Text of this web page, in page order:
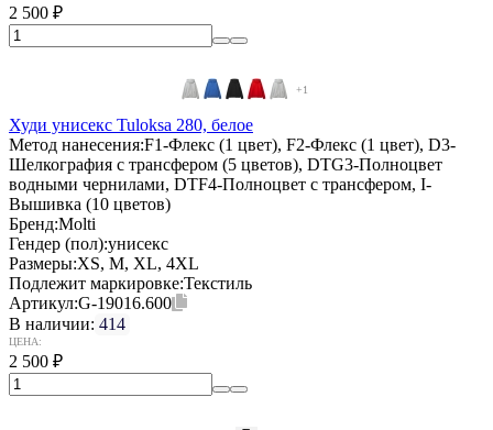
2 500 ₽
+1
Худи унисекс Tuloksa 280, белое
Метод нанесения:F1-Флекс (1 цвет), F2-Флекс (1 цвет), D3-
Шелкография с трансфером (5 цветов), DTG3-Полноцвет
водными чернилами, DTF4-Полноцвет с трансфером, I-
Вышивка (10 цветов)
Бренд:Molti
Гендер (пол):унисекс
Размеры:XS, M, XL, 4XL
Подлежит маркировке:Текстиль
Артикул:G-19016.600
В наличии: 414
ЦЕНА:
2 500 ₽